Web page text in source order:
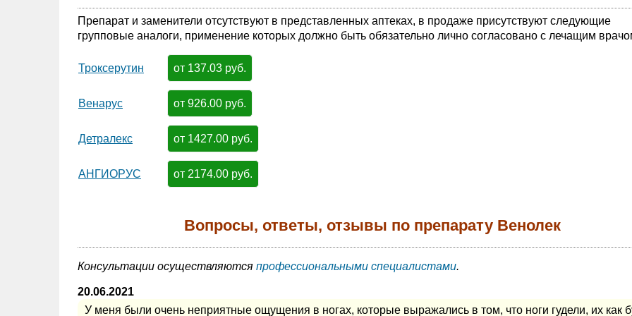
Препарат и заменители отсутствуют в представленных аптеках, в продаже присутствуют следующие
групповые аналоги, применение которых должно быть обязательно лично согласовано с лечащим
Троксерутин от 137.03 руб.
Венарус от 926.00 руб.
Детралекс от 1427.00 руб.
АНГИОРУС от 2174.00 руб.
Вопросы, ответы, отзывы по препарату Венолек
Консультации осуществляются профессиональными специалистами.
20.06.2021
У меня были очень неприятные ощущения в ногах, которые выражались в том, что ноги гудели, их как